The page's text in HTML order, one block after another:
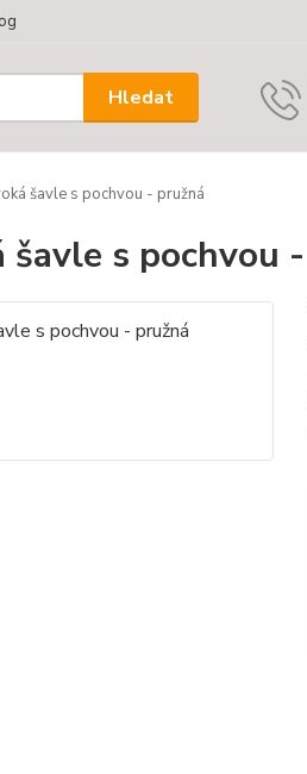
Hledat
šavle s pochvou - pružná
šavle s pochvou